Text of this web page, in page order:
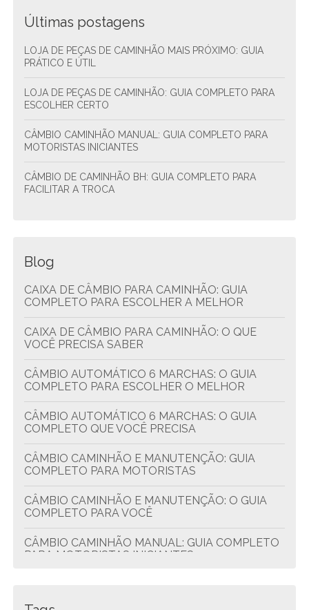
Últimas postagens
PRÁTICO E ÚTIL
ESCOLHER CERTO
CÂMBIO CAMINHÃO MANUAL: GUIA COMPLETO PARA
MOTORISTAS INICIANTES
CÂMBIO DE CAMINHÃO BH: GUIA COMPLETO PARA
FACILITAR A TROCA
Blog
CAIXA DE CÂMBIO PARA CAMINHÃO: GUIA
COMPLETO PARA ESCOLHER A MELHOR
CAIXA DE CÂMBIO PARA CAMINHÃO: O QUE
VOCÊ PRECISA SABER
CÂMBIO AUTOMÁTICO 6 MARCHAS: O GUIA
COMPLETO PARA ESCOLHER O MELHOR
CÂMBIO AUTOMÁTICO 6 MARCHAS: O GUIA
COMPLETO QUE VOCÊ PRECISA
CÂMBIO CAMINHÃO E MANUTENÇÃO: GUIA
COMPLETO PARA MOTORISTAS
CÂMBIO CAMINHÃO E MANUTENÇÃO: O GUIA
COMPLETO PARA VOCÊ
CÂMBIO CAMINHÃO MANUAL: GUIA COMPLETO
PARA MOTORISTAS INICIANTES